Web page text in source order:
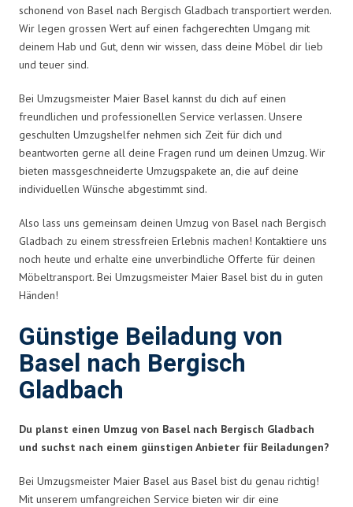
schonend von Basel nach Bergisch Gladbach transportiert werden.
Wir legen grossen Wert auf einen fachgerechten Umgang mit
deinem Hab und Gut, denn wir wissen, dass deine Möbel dir lieb
und teuer sind.
Bei Umzugsmeister Maier Basel kannst du dich auf einen
freundlichen und professionellen Service verlassen. Unsere
geschulten Umzugshelfer nehmen sich Zeit für dich und
beantworten gerne all deine Fragen rund um deinen Umzug. Wir
bieten massgeschneiderte Umzugspakete an, die auf deine
individuellen Wünsche abgestimmt sind.
Also lass uns gemeinsam deinen Umzug von Basel nach Bergisch
Gladbach zu einem stressfreien Erlebnis machen! Kontaktiere uns
noch heute und erhalte eine unverbindliche Offerte für deinen
Möbeltransport. Bei Umzugsmeister Maier Basel bist du in guten
Händen!
Günstige Beiladung von
Basel nach Bergisch
Gladbach
Du planst einen Umzug von Basel nach Bergisch Gladbach
und suchst nach einem günstigen Anbieter für Beiladungen?
Bei Umzugsmeister Maier Basel aus Basel bist du genau richtig!
Mit unserem umfangreichen Service bieten wir dir eine